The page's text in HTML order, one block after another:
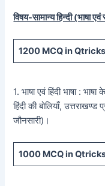
विषय-सामान्य हिन्दी (भाषा एवं
1200 MCQ in
1. भाषा एवं हिंदी भाषा : भाषा
हिंदी की बोलियाँ,
जौनसारी)।
1000 MCQ in